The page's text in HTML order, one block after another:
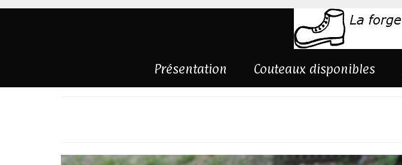
Présentation Couteaux disponibles